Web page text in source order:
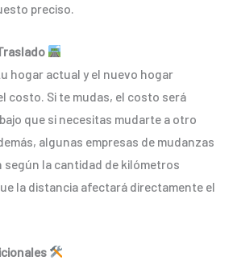
preciso.
hogar actual y el nuevo hogar
costo. Si te mudas, el costo será
que si necesitas mudarte a otro
algunas empresas de mudanzas
según la cantidad de kilómetros
la distancia afectará directamente el